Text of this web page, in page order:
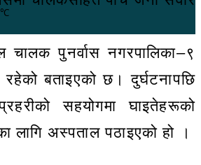
℃
चालक पुनर्वास नगरपालिका–९
रहेको बताइएको छ। दुर्घटनापछि
सहयोगमा घाइतेहरूको
लागि अस्पताल पठाइएको हो ।